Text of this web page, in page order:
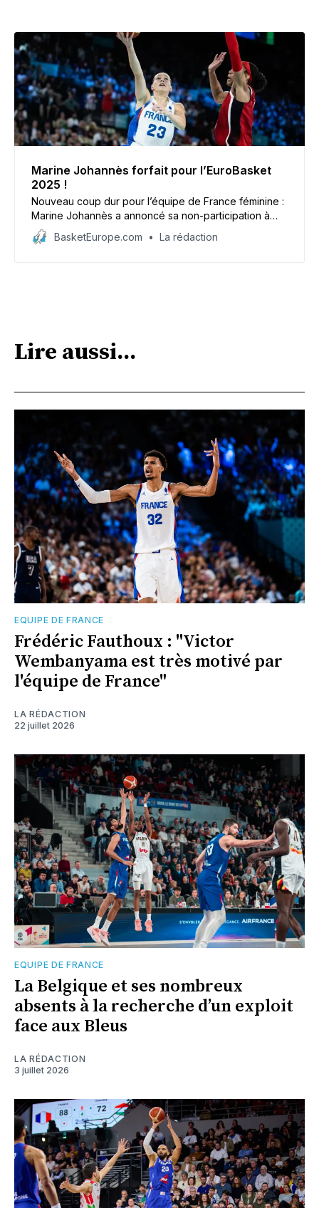
Marine Johannès forfait pour l’EuroBasket
2025 !
Nouveau coup dur pour l’équipe de France féminine :
Marine Johannès a annoncé sa non-participation à
l’EuroBasket 2025. Un nouveau forfait s’ajoute à ceux
de Gabby Williams, Dominique Malonga ou encore
BasketEurope.com La rédaction
Lire aussi...
EQUIPE DE FRANCE
Frédéric Fauthoux : "Victor
Wembanyama est très motivé par
l'équipe de France"
LA RÉDACTION
22 juillet 2026
EQUIPE DE FRANCE
La Belgique et ses nombreux
absents à la recherche d’un exploit
face aux Bleus
LA RÉDACTION
3 juillet 2026